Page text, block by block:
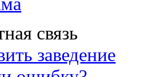
связь
заведение